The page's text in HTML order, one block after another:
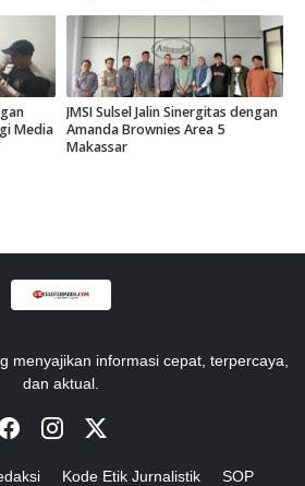
Media
JMSI Sulsel Jalin Sinergitas dengan
Amanda Brownies Area 5
Makassar
menyajikan informasi cepat, terpercaya,
dan aktual.
Kode Etik Jurnalistik SOP